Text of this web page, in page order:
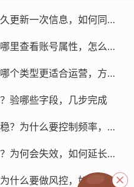
便宜纸飞机账号购买教程：多久更新一次信息，如何同步设备
便宜纸飞机账号购买指南：在哪里查看账号属性，怎么识别真伪
便宜纸飞机账号购买指南：买哪个类型更适合运营，方法是什么
验哪些字段，几步完成
便宜纸飞机账号购买怎么用更稳？为什么要控制频率，方法有哪些
便宜纸飞机账号购买怎么保养？为何会失效，如何延长有效期
便宜纸飞机账号购买安全吗？为什么要做风控，如何防封禁